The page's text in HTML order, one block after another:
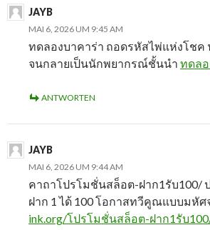
JAYB
MAI 6, 2026 UM 9:45 AM
ทดลองบาคาร่า ถอดรหัสไพ่แห่งโชค
จนกลายเป็นนักพยากรณ์ชั้นนำ ทดลอ
ANTWORTEN
JAYB
MAI 6, 2026 UM 9:44 AM
คาถาโปรโมชั่นสล็อต-ฝาก1รับ100/
ฝาก 1 ได้ 100 โอกาสทวีคูณแบบมหัศ
ink.org/โปรโมชั่นสล็อต-ฝาก1รับ